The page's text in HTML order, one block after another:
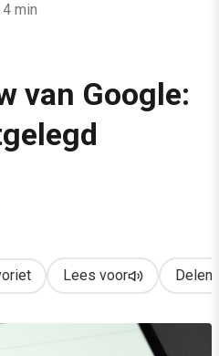
4 min
van Google:
Lees voor Delen